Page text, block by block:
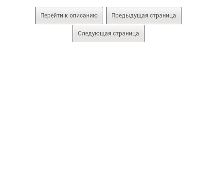
Перейти к описанию Предыдущая страница
Следующая страница